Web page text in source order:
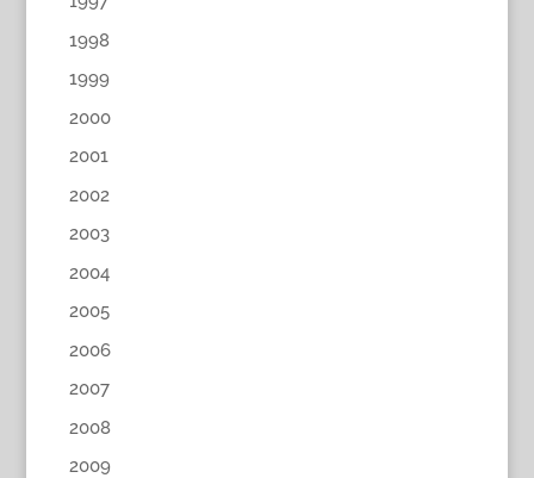
1998
1999
2000
2001
2002
2003
2004
2005
2006
2007
2008
2009